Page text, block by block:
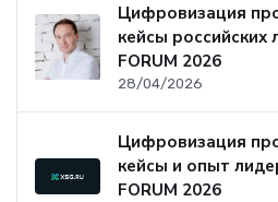
Цифровизация
кейсы российских
FORUM 2026
28/04/2026
Цифровизация
кейсы и опыт
FORUM 2026